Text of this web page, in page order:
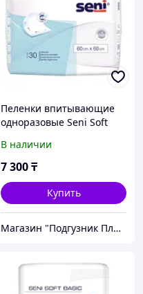
Пеленки впитывающие
одноразовые Seni Soft
В наличии
7 300₸
Купить
Магазин "Подгузник Плюс"